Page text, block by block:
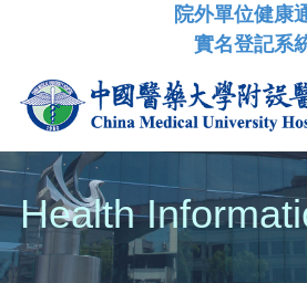
院外單位健康
實名登記系
Health